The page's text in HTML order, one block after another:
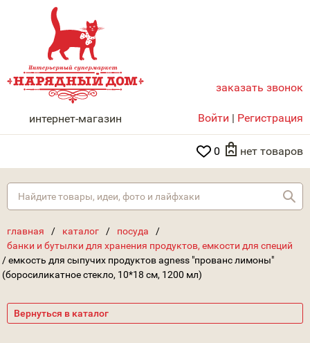
НАРЯДНЫЙ ДОМ
интернет-магазин
заказать звонок
Войти | Регистрация
0 нет товаров
главная / каталог / посуда
/
банки и бутылки для хранения продуктов, емкости для специй
/емкость для сыпучих продуктов agness "прованс лимоны"
(боросиликатное стекло, 10*18 см, 1200 мл)
Вернуться в каталог